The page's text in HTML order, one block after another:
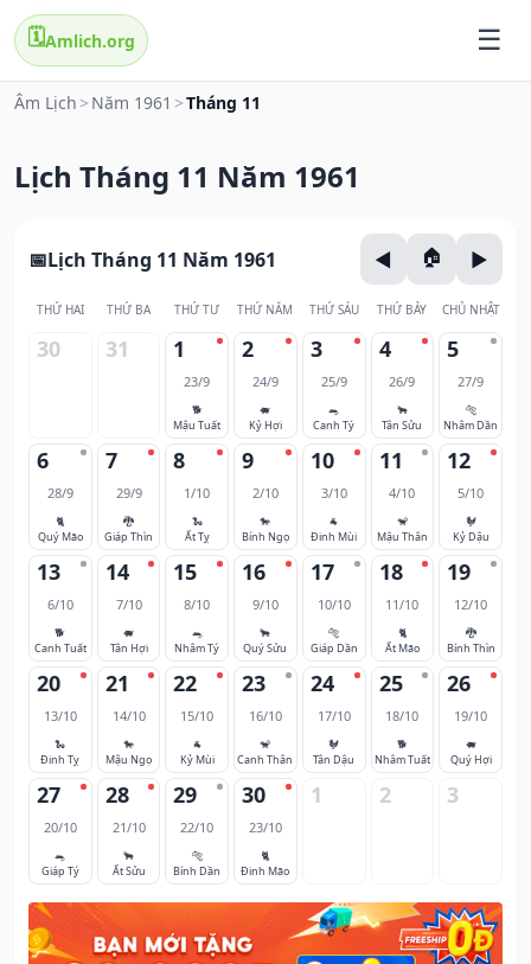
🗓️Amlich.org
Âm Lịch > Năm 1961 >Tháng 11
Lịch Tháng 11 Năm 1961
Lịch Tháng 11 Năm 1961
THỨ HAI THỨ BA THỨ TƯ THỨ NĂM THỨ SÁU THỨ BẢY CHỦ NHẬT
30 31 1
23/9
🐕
Mậu Tuất
2
24/9
🐖
Kỷ Hợi
3
25/9
🐀
Canh Tý
4
26/9
🐂
Tân Sửu
5
27/9
🐅
Nhâm Dần
6
28/9
🐈
Quý Mão
7
29/9
🐉
Giáp Thìn
8
1/10
🐍
Ất Tỵ
9
2/10
🐎
Bính Ngọ
10
3/10
🐐
Đinh Mùi
11
4/10
🐒
Mậu Thân
12
5/10
🐓
Kỷ Dậu
13
6/10
🐕
Canh Tuất
14
7/10
🐖
Tân Hợi
15
8/10
🐀
Nhâm Tý
16
9/10
🐂
Quý Sửu
17
10/10
🐅
Giáp Dần
18
11/10
🐈
Ất Mão
19
12/10
🐉
Bính Thìn
20
13/10
🐍
Đinh Tỵ
21
14/10
🐎
Mậu Ngọ
22
15/10
🐐
Kỷ Mùi
23
16/10
🐒
Canh Thân
24
17/10
🐓
Tân Dậu
25
18/10
🐕
Nhâm Tuất
26
19/10
🐖
Quý Hợi
27
20/10
🐀
Giáp Tý
28
21/10
🐂
Ất Sửu
29
22/10
🐅
Bính Dần
30
23/10
🐈
Đinh Mão
1 2 3